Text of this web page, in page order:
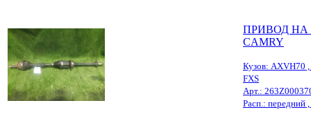
ПРИВОД НА
CAMRY
Кузов: AXVH70
FXS
Арт.:
Расп.: передний